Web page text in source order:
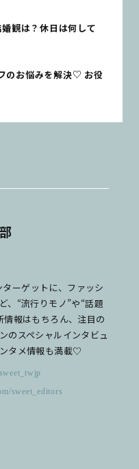
観は？休日は何して
のお悩みを解決♡ お役
ーゲットに、ファッシ
、“流行りモノ”や“話題
報はもちろん、注目の
のスペシャルインタビュ
タメ情報も満載♡
sweet_editors